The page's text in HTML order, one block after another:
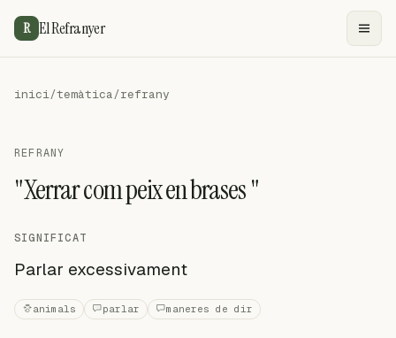
R El Refranyer
inici/temàtica/refrany
REFRANY
"Xerrar com peix en brases "
SIGNIFICAT
Parlar excessivament
animals parlar maneres de dir